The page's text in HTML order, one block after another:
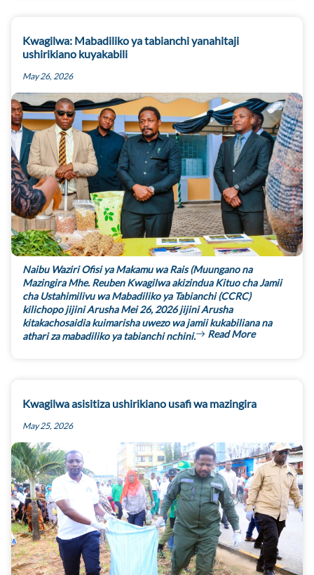
Kwagilwa: Mabadiliko ya tabianchi yanahitaji
ushirikiano kuyakabili
May 26, 2026
Naibu Waziri Ofisi ya Makamu wa Rais (Muungano na
Mazingira Mhe. Reuben Kwagilwa akizindua Kituo cha Jamii
cha Ustahimilivu wa Mabadiliko ya Tabianchi (CCRC)
kilichopo jijini Arusha Mei 26, 2026 jijini Arusha
kitakachosaidia kuimarisha uwezo wa jamii kukabiliana na
athari za mabadiliko ya tabianchi nchini.
Read More
Kwagilwa asisitiza ushirikiano usafi wa mazingira
May 25, 2026